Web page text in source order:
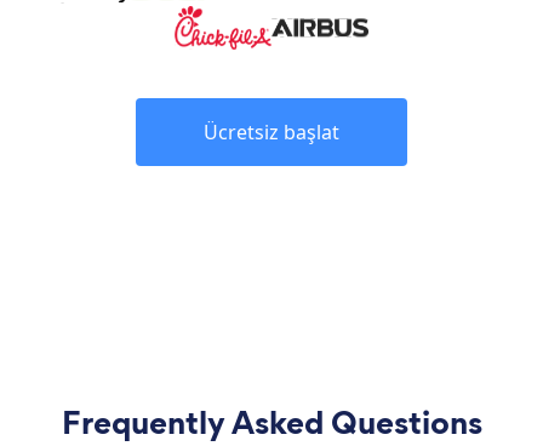
Ücretsiz başlat
Frequently Asked Questions